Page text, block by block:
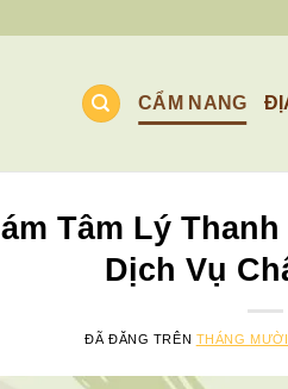
CẨM NANG
Tâm Lý
Dịch Vụ
ĐÃ ĐĂNG TRÊN THÁNG